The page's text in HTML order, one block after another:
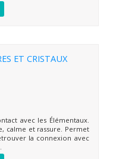
ET CRISTAUX
avec les Élémentaux.
calme et rassure. Permet
la connexion avec